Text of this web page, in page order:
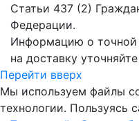
Статьи 437 (2)
Федерации.
Информацию о
на доставку
Перейти вверх
Мы используем файлы
технологии. Пользуясь